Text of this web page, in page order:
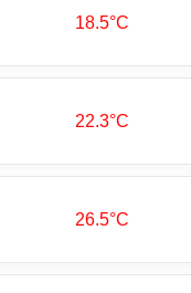
18.5°C
22.3°C
26.5°C